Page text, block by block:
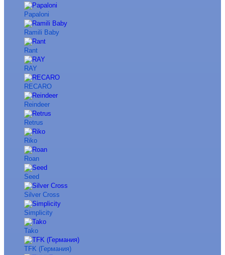
Papaloni
Ramili Baby
Rant
RAY
RECARO
Reindeer
Retrus
Riko
Roan
Seed
Silver Cross
Simplicity
Tako
TFK (Германия)